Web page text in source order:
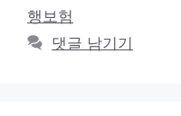
행보험
댓글 남기기